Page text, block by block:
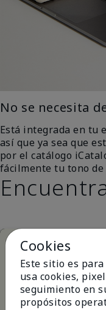
No se necesita
Está integrada en tu
así que ya sea que
por el catálogo
fácilmente tu tono de
Cookies
Este sitio es
usa cookies,
seguimiento en
propósitos